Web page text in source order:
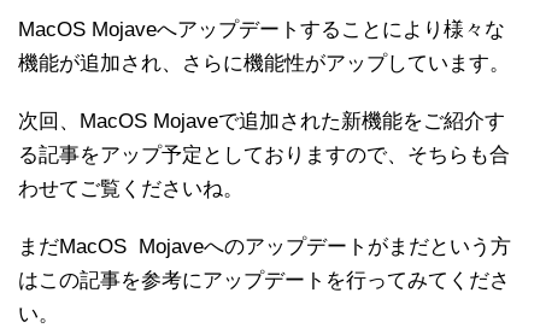
MacOS Mojaveへアップデートすることにより様々な
機能が追加され、さらに機能性がアップしています。
次回、MacOS Mojaveで追加された新機能をご紹介す
る記事をアップ予定としておりますので、そちらも合
わせてご覧くださいね。
まだMacOS Mojaveへのアップデートがまだという方
はこの記事を参考にアップデートを行ってみてくださ
い。